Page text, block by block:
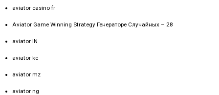
aviator casino fr
Aviator Game Winning Strategy Генераторе Случайных – 28
aviator IN
aviator ke
aviator mz
aviator ng